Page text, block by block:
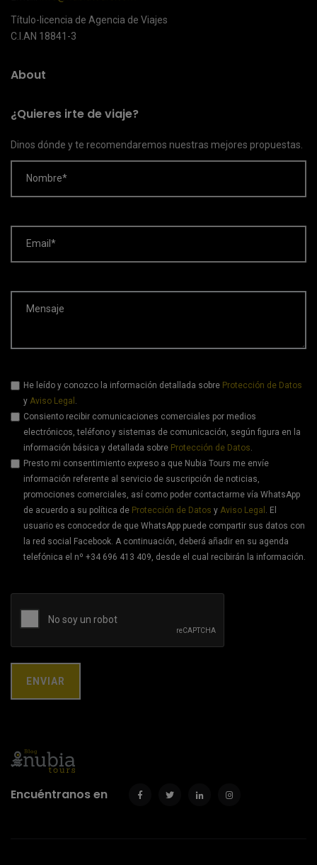
Título-licencia de Agencia de Viajes
C.I.AN 18841-3
About
¿Quieres irte de viaje?
Dinos dónde y te recomendaremos nuestras mejores propuestas.
Nombre*
Email*
Mensaje
He leído y conozco la información detallada sobre Protección de Datos
y Aviso Legal .
Consiento recibir comunicaciones comerciales por medios
electrónicos, teléfono y sistemas de comunicación, según figura en la
información básica y detallada sobre Protección de Datos.
Presto mi consentimiento expreso a que Nubia Tours me envíe
información referente al servicio de suscripción de noticias,
promociones comerciales, así como poder contactarme vía WhatsApp
de acuerdo a su política de Protección de Datos y Aviso Legal . El
usuario es conocedor de que WhatsApp puede compartir sus datos con
la red social Facebook. A continuación, deberá añadir en su agenda
telefónica el nº +34 696 413 409, desde el cual recibirán la información.
Encuéntranos en